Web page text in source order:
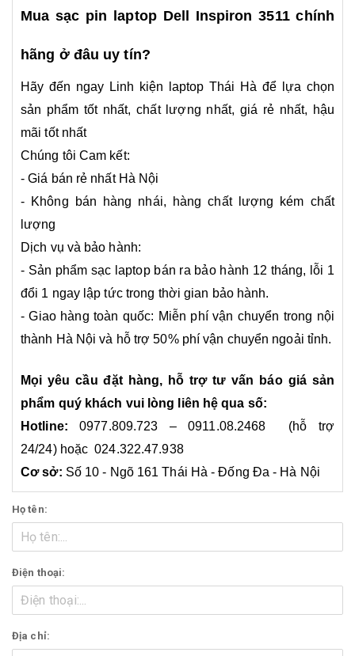
Mua sạc pin laptop Dell Inspiron 3511chính
hãng ở đâu uy tín?
Hãy đến ngay Linh kiện laptop Thái Hà để lựa chọn
sản phẩm tốt nhất, chất lượng nhất, giá rẻ nhất, hậu
mãi tốt nhất
Chúng tôi Cam kết:
- Giá bán rẻ nhất Hà Nội
- Không bán hàng nhái, hàng chất lượng kém chất
lượng
Dịch vụ và bảo hành:
- Sản phẩm sạc laptop bán ra bảo hành 12 tháng, lỗi 1
đổi 1 ngay lập tức trong thời gian bảo hành.
- Giao hàng toàn quốc: Miễn phí vận chuyển trong nội
thành Hà Nội và hỗ trợ 50% phí vận chuyển ngoải tỉnh.
Mọi yêu cầu đặt hàng, hỗ trợ tư vấn báo giá sản
phẩm quý khách vui lòng liên hệ qua số:
Hotline: 0977.809.723 – 0911.08.2468 (hỗ trợ
24/24) hoặc 024.322.47.938
Cơ sở: Số 10 - Ngõ 161 Thái Hà - Đống Đa - Hà Nội
Họ tên:
Điện thoại:
Địa chỉ: